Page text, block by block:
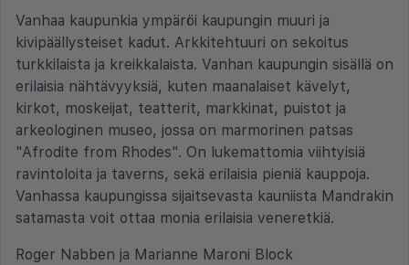
Vanhaa kaupunkia ympäröi kaupungin muuri ja
kivipäällysteiset kadut. Arkkitehtuuri on sekoitus
turkkilaista ja kreikkalaista. Vanhan kaupungin sisällä on
erilaisia nähtävyyksiä, kuten maanalaiset kävelyt,
kirkot, moskeijat, teatterit, markkinat, puistot ja
arkeologinen museo, jossa on marmorinen patsas
"Afrodite from Rhodes". On lukemattomia viihtyisiä
ravintoloita ja taverns, sekä erilaisia pieniä kauppoja.
Vanhassa kaupungissa sijaitsevasta kauniista Mandrakin
satamasta voit ottaa monia erilaisia veneretkiä.
Roger Nabben ja Marianne Maroni Block